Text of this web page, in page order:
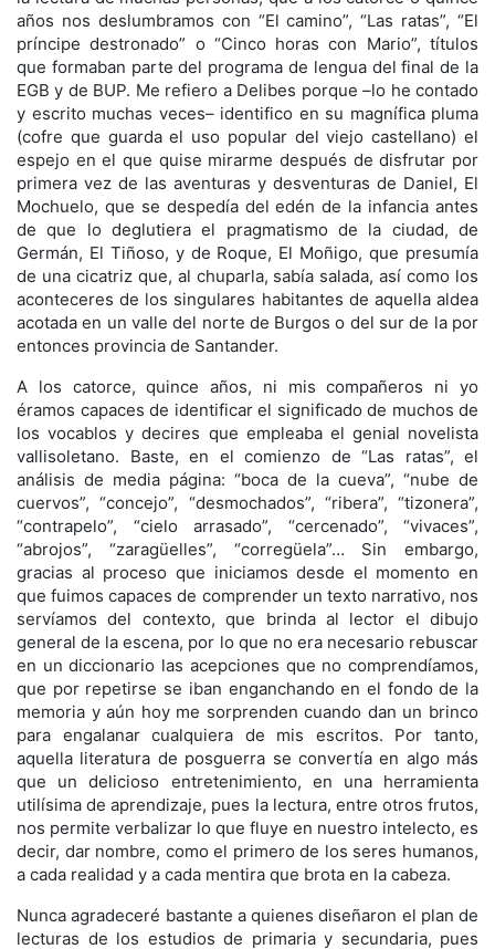
años nos deslumbramos con “El camino”, “Las ratas”, “El
príncipe destronado” o “Cinco horas con Mario”, títulos
que formaban parte del programa de lengua del final de la
EGB y de BUP. Me refiero a Delibes porque –lo he contado
y escrito muchas veces– identifico en su magnífica pluma
(cofre que guarda el uso popular del viejo castellano) el
espejo en el que quise mirarme después de disfrutar por
primera vez de las aventuras y desventuras de Daniel, El
Mochuelo, que se despedía del edén de la infancia antes
de que lo deglutiera el pragmatismo de la ciudad, de
Germán, El Tiñoso, y de Roque, El Moñigo, que presumía
de una cicatriz que, al chuparla, sabía salada, así como los
aconteceres de los singulares habitantes de aquella aldea
acotada en un valle del norte de Burgos o del sur de la por
entonces provincia de Santander.
A los catorce, quince años, ni mis compañeros ni yo
éramos capaces de identificar el significado de muchos de
los vocablos y decires que empleaba el genial novelista
vallisoletano. Baste, en el comienzo de “Las ratas”, el
análisis de media página: “boca de la cueva”, “nube de
cuervos”, “concejo”, “desmochados”, “ribera”, “tizonera”,
“contrapelo”, “cielo arrasado”, “cercenado”, “vivaces”,
“abrojos”, “zaragüelles”, “corregüela”… Sin embargo,
gracias al proceso que iniciamos desde el momento en
que fuimos capaces de comprender un texto narrativo, nos
servíamos del contexto, que brinda al lector el dibujo
general de la escena, por lo que no era necesario rebuscar
en un diccionario las acepciones que no comprendíamos,
que por repetirse se iban enganchando en el fondo de la
memoria y aún hoy me sorprenden cuando dan un brinco
para engalanar cualquiera de mis escritos. Por tanto,
aquella literatura de posguerra se convertía en algo más
que un delicioso entretenimiento, en una herramienta
utilísima de aprendizaje, pues la lectura, entre otros frutos,
nos permite verbalizar lo que fluye en nuestro intelecto, es
decir, dar nombre, como el primero de los seres humanos,
a cada realidad y a cada mentira que brota en la cabeza.
Nunca agradeceré bastante a quienes diseñaron el plan de
lecturas de los estudios de primaria y secundaria, pues